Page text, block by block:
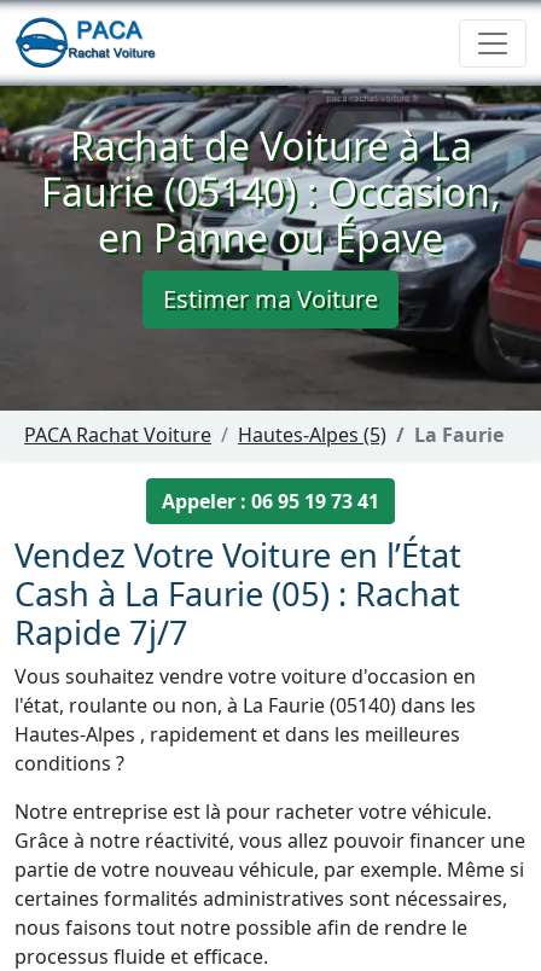
Rachat de Voiture à La
Faurie (05140) : Occasion,
en Panne ou Épave
Estimer ma Voiture
PACA Rachat Voiture Hautes-Alpes (5) La Faurie
Appeler : 06 95 19 73 41
Vendez Votre Voiture en l’État
Cash à La Faurie (05) : Rachat
Rapide 7j/7
Vous souhaitez vendre votre voiture d'occasion en
l'état, roulante ou non, à La Faurie (05140) dans les
Hautes-Alpes , rapidement et dans les meilleures
conditions ?
Notre entreprise est là pour racheter votre véhicule.
Grâce à notre réactivité, vous allez pouvoir financer une
partie de votre nouveau véhicule, par exemple. Même si
certaines formalités administratives sont nécessaires,
nous faisons tout notre possible afin de rendre le
processus fluide et efficace.